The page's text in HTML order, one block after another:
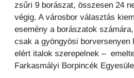
zsűri 9 borászat, összesen 24
végig. A városbor választás
esemény a borászatok
csak a gyöngyösi borversenyen
elért italok szerepelnek –
Farkasmályi Borpincék